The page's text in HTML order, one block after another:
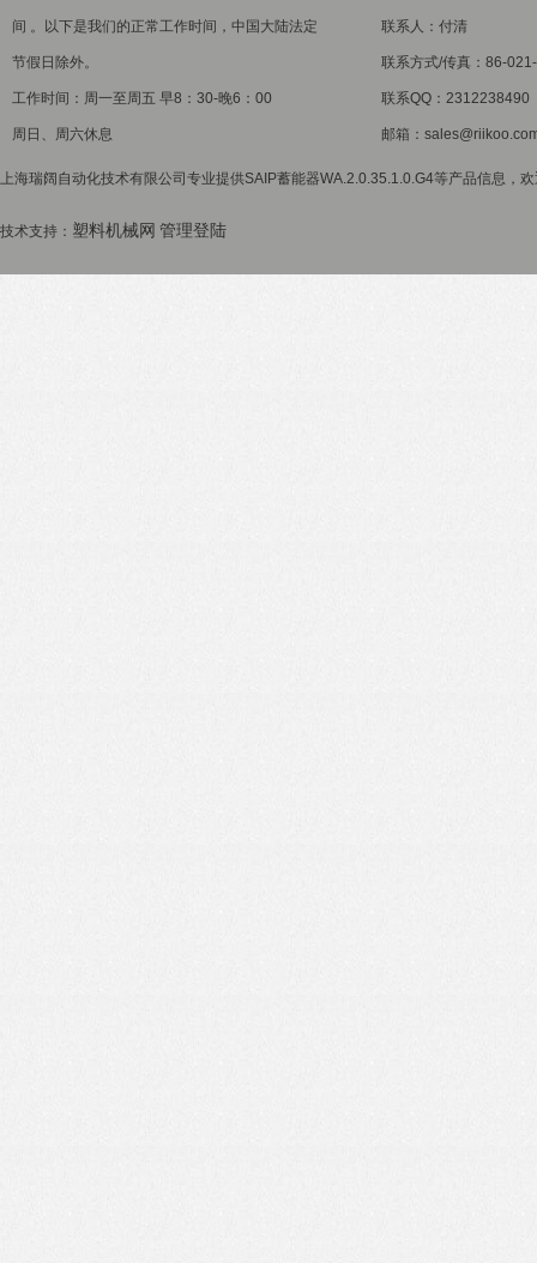
间 。以下是我们的正常工作时间，中国大陆法定
节假日除外。
工作时间：周一至周五 早8：30-晚6：00
周日、周六休息
联系人：付清
联系方式/传真：86-
联系QQ：2312238490
邮箱：
上海瑞阔自动化技术有限公司专业提供SAIP蓄能器WA.2.0.35.1.0.G4等产品信息，
技术支持： 塑料机械网 管理登陆